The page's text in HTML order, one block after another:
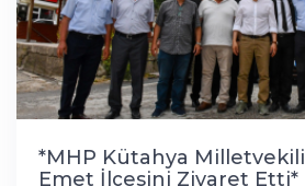
*MHP Kütahya
Emet İlçesini Ziyaret Etti*